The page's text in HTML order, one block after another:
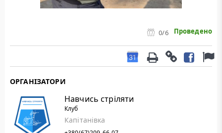
0/6 Проведено
ОРГАНІЗАТОРИ
Навчись стріляти
Клуб
Капітанівка